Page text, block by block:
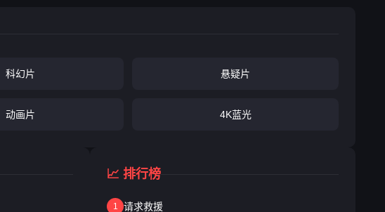
科幻片 悬疑片
动画片 4K蓝光
📈 排行榜
1 请求救援